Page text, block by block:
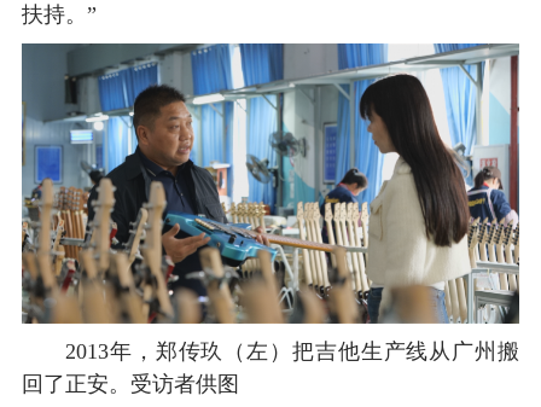
扶持。”
2013年，郑传玖（左）把吉他生产线从广州搬
回了正安。受访者供图